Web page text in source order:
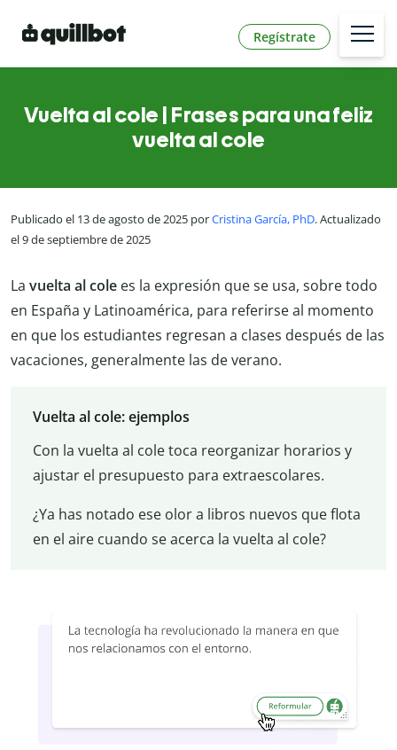
Regístrate
Vuelta al cole | Frases para una feliz
vuelta al cole
Publicado el 13 de agosto de 2025 porCristina García, PhD. Actualizado
el 9 de septiembre de 2025
La vuelta al cole es la expresión que se usa, sobre todo
en España y Latinoamérica, para referirse al momento
en que los estudiantes regresan a clases después de las
vacaciones, generalmente las de verano.
Vuelta al cole: ejemplos
Con la vuelta al cole toca reorganizar horarios y
ajustar el presupuesto para extraescolares.
¿Ya has notado ese olor a libros nuevos que flota
en el aire cuando se acerca la vuelta al cole?